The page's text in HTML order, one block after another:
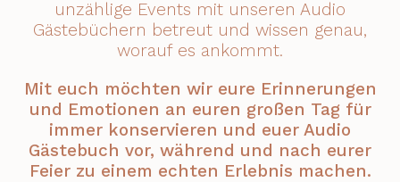
unzählige Events mit unseren Audio
Gästebüchern betreut und wissen genau,
worauf es ankommt.
Mit euch möchten wir eure Erinnerungen
und Emotionen an euren großen Tag für
immer konservieren und euer Audio
Gästebuch vor, während und nach eurer
Feier zu einem echten Erlebnis machen.